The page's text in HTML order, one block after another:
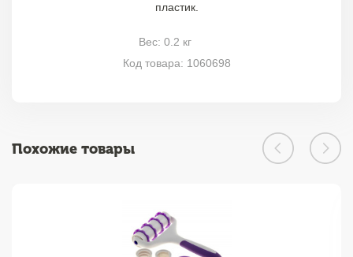
пластик.
Вес: 0.2 кг
Код товара: 1060698
Похожие товары